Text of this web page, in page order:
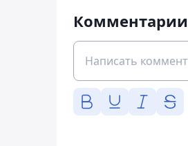
Комментарии